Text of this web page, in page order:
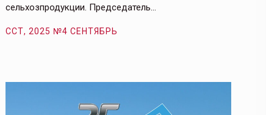
сельхозпродукции. Председатель…
ССТ, 2025 №4 СЕНТЯБРЬ